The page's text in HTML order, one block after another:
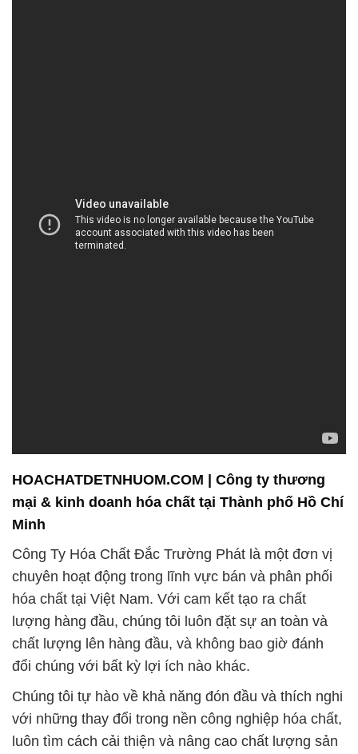
HOACHATDETNHUOM.COM | Công ty thương
mại & kinh doanh hóa chất tại Thành phố Hồ Chí
Minh
Công Ty Hóa Chất Đắc Trường Phát là một đơn vị
chuyên hoạt động trong lĩnh vực bán và phân phối
hóa chất tại Việt Nam. Với cam kết tạo ra chất
lượng hàng đầu, chúng tôi luôn đặt sự an toàn và
chất lượng lên hàng đầu, và không bao giờ đánh
đổi chúng với bất kỳ lợi ích nào khác.
Chúng tôi tự hào về khả năng đón đầu và thích nghi
với những thay đổi trong nền công nghiệp hóa chất,
luôn tìm cách cải thiện và nâng cao chất lượng sản